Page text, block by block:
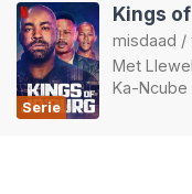
Serie
Kings
misdaad /
Met
Ka-Ncube